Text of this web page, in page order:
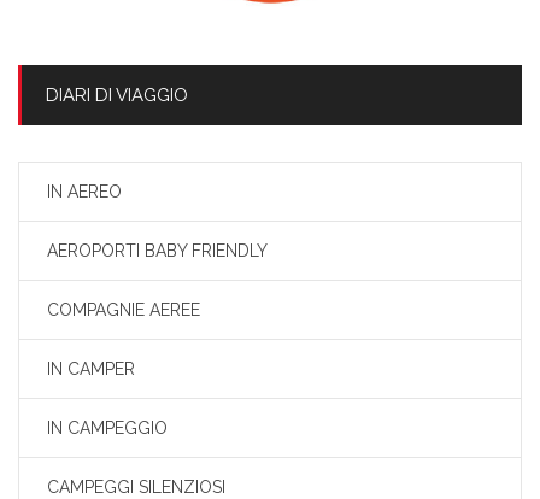
DIARI DI VIAGGIO
IN AEREO
AEROPORTI BABY FRIENDLY
COMPAGNIE AEREE
IN CAMPER
IN CAMPEGGIO
CAMPEGGI SILENZIOSI